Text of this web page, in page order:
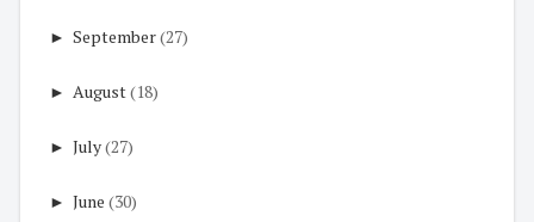
► September(27)
► August(18)
► July(27)
► June (30)